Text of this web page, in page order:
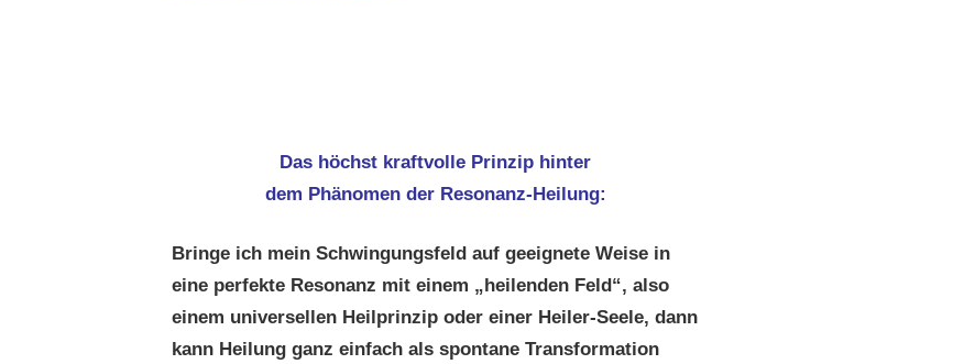
Das höchst kraftvolle Prinzip hinter
dem Phänomen der Resonanz-Heilung:
Bringe ich mein Schwingungsfeld auf geeignete Weise in
eine perfekte Resonanz mit einem „heilenden Feld“, also
einem universellen Heilprinzip oder einer Heiler-Seele, dann
kann Heilung ganz einfach als spontane Transformation